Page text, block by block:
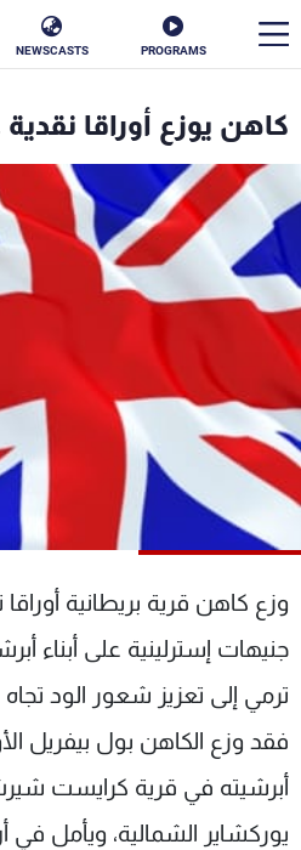
PROGRAMS
NEWSCASTS
كاهن يوزع أوراقا
وزع كاهن قرية بريطانية
جنيهات إسترلينية على أبناء
ترمي إلى تعزيز شعور الود تجاه
فقد وزع الكاهن بول بيفريل
أبرشيته في قرية كرايست
يوركشاير الشمالية، ويأمل في
الأخبار
سياسة
إقتصاد
منوعات
كأس العالم
البرامج
جدول البرامج
الترددات
الإنـتـاج
لاعلاناتكم
وظائف
تواصل
شروط
سياسة